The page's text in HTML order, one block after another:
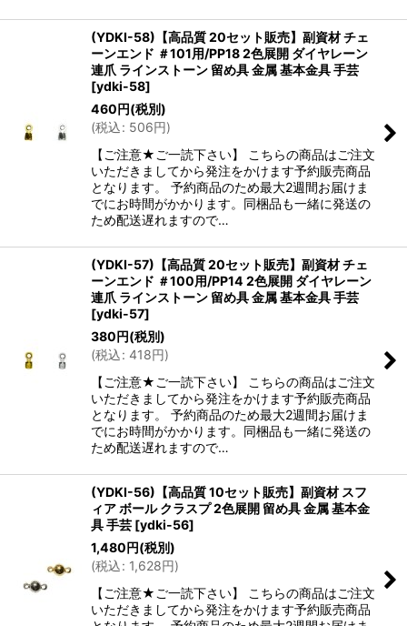
(YDKI-58)【高品質 20セット販売】副資材 チェ
ーンエンド ＃101用/PP18 2色展開 ダイヤレーン
連爪 ラインストーン 留め具 金属 基本金具 手芸
[ydki-58]
460円(税別)
(税込: 506円)
【ご注意★ご一読下さい】 こちらの商品はご注文
いただきましてから発注をかけます予約販売商品
となります。 予約商品のため最大2週間お届けま
でにお時間がかかります。同梱品も一緒に発送の
ため配送遅れますので…
(YDKI-57)【高品質 20セット販売】副資材 チェ
ーンエンド ＃100用/PP14 2色展開 ダイヤレーン
連爪 ラインストーン 留め具 金属 基本金具 手芸
[ydki-57]
380円(税別)
(税込: 418円)
【ご注意★ご一読下さい】 こちらの商品はご注文
いただきましてから発注をかけます予約販売商品
となります。 予約商品のため最大2週間お届けま
でにお時間がかかります。同梱品も一緒に発送の
ため配送遅れますので…
(YDKI-56)【高品質 10セット販売】副資材 スフ
ィア ボール クラスプ 2色展開 留め具 金属 基本金
具 手芸 [ydki-56]
1,480円(税別)
(税込: 1,628円)
【ご注意★ご一読下さい】 こちらの商品はご注文
いただきましてから発注をかけます予約販売商品